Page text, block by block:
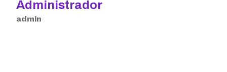
Administrador
admin